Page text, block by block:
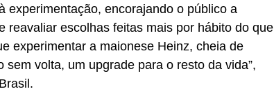
experimentação, encorajando o público a
reavaliar escolhas feitas mais por hábito do que
experimentar a maionese Heinz, cheia de
volta, um upgrade para o resto da vida”,